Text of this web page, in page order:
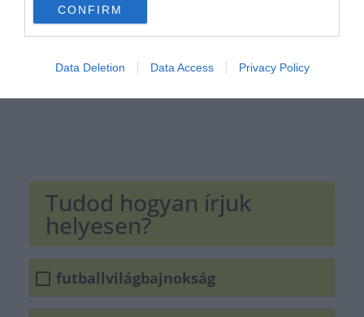
CONFIRM
Data Deletion Data Access Privacy Policy
Tudod hogyan írjuk
helyesen?
futballvilágbajnokság